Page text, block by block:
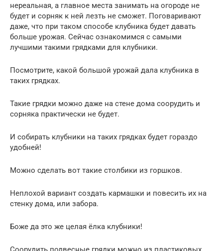
нереальная, а главное места занимать на огороде не
будет и сорняк к ней лезть не сможет. Поговаривают
даже, что при таком способе клубника будет давать
больше урожая. Сейчас ознакомимся с самыми
лучшими такими грядками для клубники.
Посмотрите, какой большой урожай дала клубника в
таких грядках.
Такие грядки можно даже на стене дома соорудить и
сорняка практически не будет.
И собирать клубники на таких грядках будет гораздо
удобней!
Можно сделать вот такие столбики из горшков.
Неплохой вариант создать кармашки и повесить их на
стенку дома, или забора.
Боже да это же целая ёлка клубники!